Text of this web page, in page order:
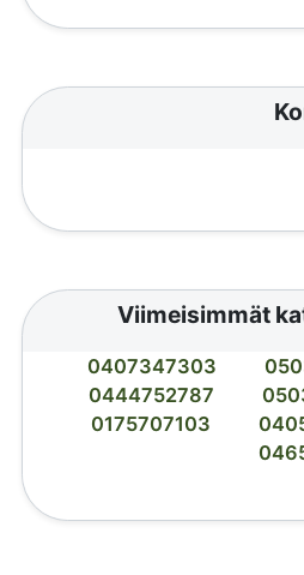
Viimeisimmät
0407347303
0444752787
0175707103